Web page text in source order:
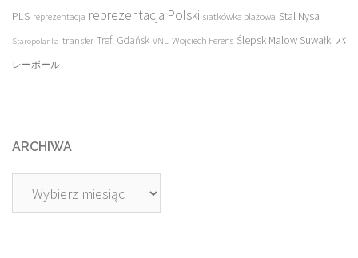
PLS reprezentacja reprezentacja Polski siatkówka plażowa Stal Nysa
Staropolanka transfer Trefl Gdańsk VNL Wojciech Ferens Ślepsk Malow Suwałki バ
レーボール
ARCHIWA
Archiwa